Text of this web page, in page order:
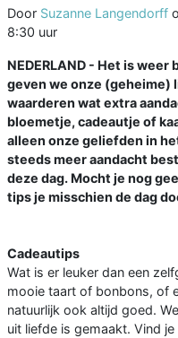
Door Suzanne Langendorff
8:30 uur
NEDERLAND - Het is
geven we onze (geheime)
waarderen wat extra
bloemetje, cadeautje of
alleen onze geliefden in
steeds meer aandacht
deze dag. Mocht je nog
tips je misschien de dag
Cadeautips
Wat is er leuker dan een
mooie taart of bonbons, of
natuurlijk ook altijd goed.
uit liefde is gemaakt. Vind